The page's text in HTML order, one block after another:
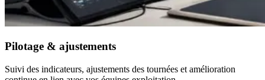
Pilotage & ajustements
Suivi des indicateurs, ajustements des tournées et amélioration